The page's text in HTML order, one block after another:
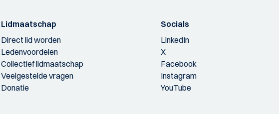
Lidmaatschap
Direct lid worden
Ledenvoordelen
Collectief lidmaatschap
Veelgestelde vragen
Donatie
Socials
LinkedIn
X
Facebook
Instagram
YouTube